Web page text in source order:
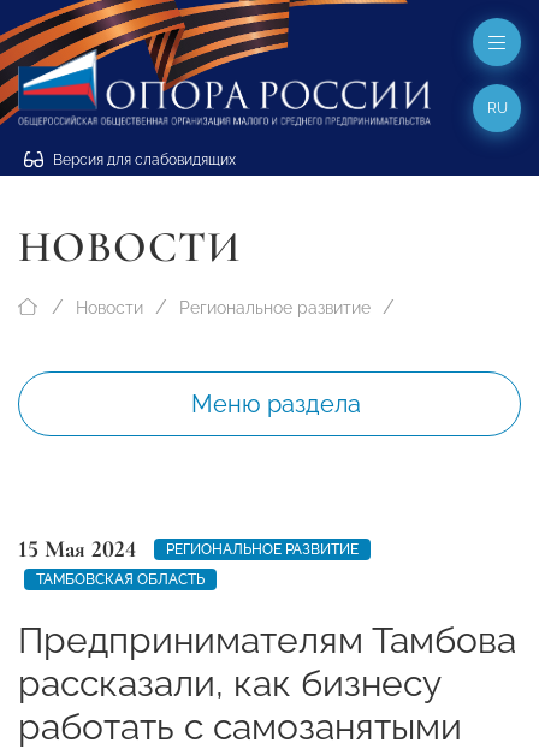
Версия для слабовидящих
RU
НОВОСТИ
Новости Региональное развитие
Меню раздела
15 Мая 2024
РЕГИОНАЛЬНОЕ РАЗВИТИЕ
ТАМБОВСКАЯ ОБЛАСТЬ
Предпринимателям Тамбова
рассказали, как бизнесу
работать с самозанятыми